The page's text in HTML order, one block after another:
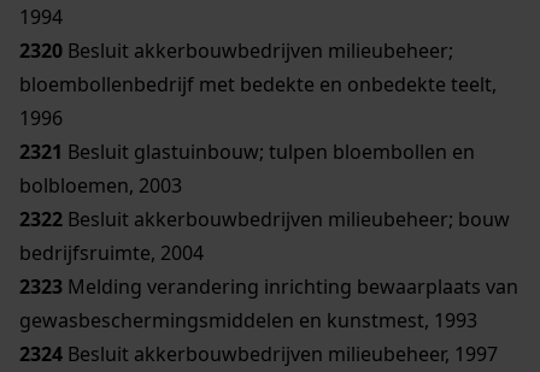
1994
2320 Besluit akkerbouwbedrijven milieubeheer;
bloembollenbedrijf met bedekte en onbedekte teelt,
1996
2321 Besluit glastuinbouw; tulpen bloembollen en
bolbloemen, 2003
2322 Besluit akkerbouwbedrijven milieubeheer; bouw
bedrijfsruimte, 2004
2323 Melding verandering inrichting bewaarplaats van
gewasbeschermingsmiddelen en kunstmest, 1993
2324 Besluit akkerbouwbedrijven milieubeheer, 1997